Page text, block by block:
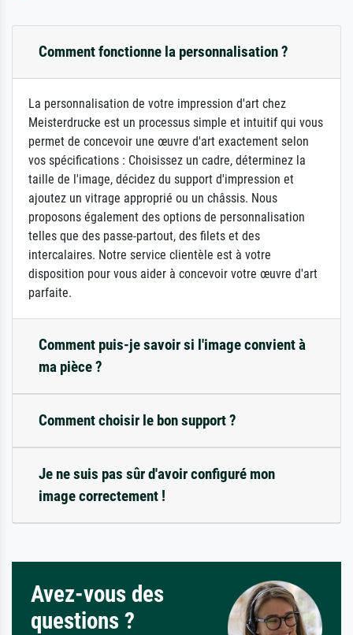
Comment fonctionne la personnalisation ?
La personnalisation de votre impression d'art chez
Meisterdrucke est un processus simple et intuitif qui vous
permet de concevoir une œuvre d'art exactement selon
vos spécifications : Choisissez un cadre, déterminez la
taille de l'image, décidez du support d'impression et
ajoutez un vitrage approprié ou un châssis. Nous
proposons également des options de personnalisation
telles que des passe-partout, des filets et des
intercalaires. Notre service clientèle est à votre
disposition pour vous aider à concevoir votre œuvre d'art
parfaite.
Comment puis-je savoir si l'image convient à
ma pièce ?
Comment choisir le bon support ?
Je ne suis pas sûr d'avoir configuré mon
image correctement !
Avez-vous des
questions ?